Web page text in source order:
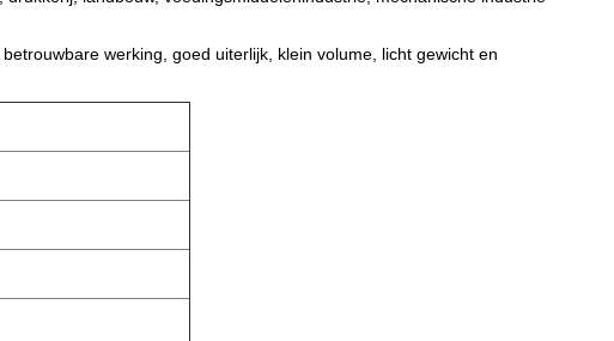
werking, goed uiterlijk, klein volume, licht gewicht en